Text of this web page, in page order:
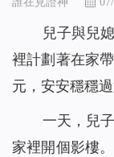
兒子與兒
裡計劃著在家
元，安安穩穩
一天，兒
家裡開個影樓